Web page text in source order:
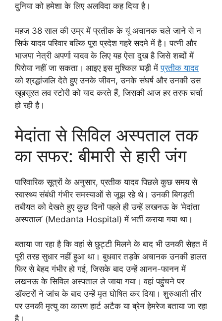
दुनिया को हमेशा के लिए अलविदा कह दिया है।
महज 38 साल की उम्र में प्रतीक के यूं अचानक चले जाने से न
सिर्फ यादव परिवार बल्कि पूरा प्रदेश गहरे सदमे में है। पत्नी और
भाजपा नेत्री अपर्णा यादव के लिए यह ऐसा दुख है जिसे शब्दों में
पिरोया नहीं जा सकता। आइए इस मुश्किल घड़ी मेंप्रतीक यादव
को श्रद्धांजलि देते हुए उनके जीवन, उनके संघर्ष और उनकी उस
खूबसूरत लव स्टोरी को याद करते हैं, जिसकी आज हर तरफ चर्चा
हो रही है।
मेदांता से सिविल अस्पताल तक
का सफर: बीमारी से हारी जंग
पारिवारिक सूत्रों के अनुसार, प्रतीक यादव पिछले कुछ समय से
स्वास्थ्य संबंधी गंभीर समस्याओं से जूझ रहे थे। उनकी बिगड़ती
तबीयत को देखते हुए कुछ दिनों पहले ही उन्हें लखनऊ के ‘मेदांता
अस्पताल’ (Medanta Hospital) में भर्ती कराया गया था।
बताया जा रहा है कि वहां से छुट्टी मिलने के बाद भी उनकी सेहत में
पूरी तरह सुधार नहीं हुआ था। बुधवार तड़के अचानक उनकी हालत
फिर से बेहद गंभीर हो गई, जिसके बाद उन्हें आनन-फानन में
लखनऊ के सिविल अस्पताल ले जाया गया। वहां पहुंचने पर
डॉक्टरों ने जांच के बाद उन्हें मृत घोषित कर दिया। शुरुआती तौर
पर उनकी मृत्यु का कारण हार्ट अटैक या ब्रेन हेमरेज बताया जा रहा
है।